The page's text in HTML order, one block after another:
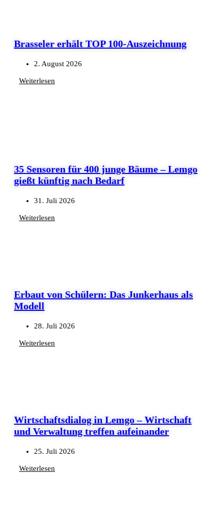
Brasseler erhält TOP 100-Auszeichnung
2. August 2026
Weiterlesen
35 Sensoren für 400 junge Bäume – Lemgo
gießt künftig nach Bedarf
31. Juli 2026
Weiterlesen
Erbaut von Schülern: Das Junkerhaus als
Modell
28. Juli 2026
Weiterlesen
Wirtschaftsdialog in Lemgo – Wirtschaft
und Verwaltung treffen aufeinander
25. Juli 2026
Weiterlesen